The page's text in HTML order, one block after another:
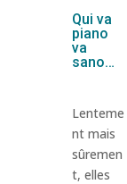
Qui va
piano
va
sano…
Lenteme
nt mais
sûremen
t, elles